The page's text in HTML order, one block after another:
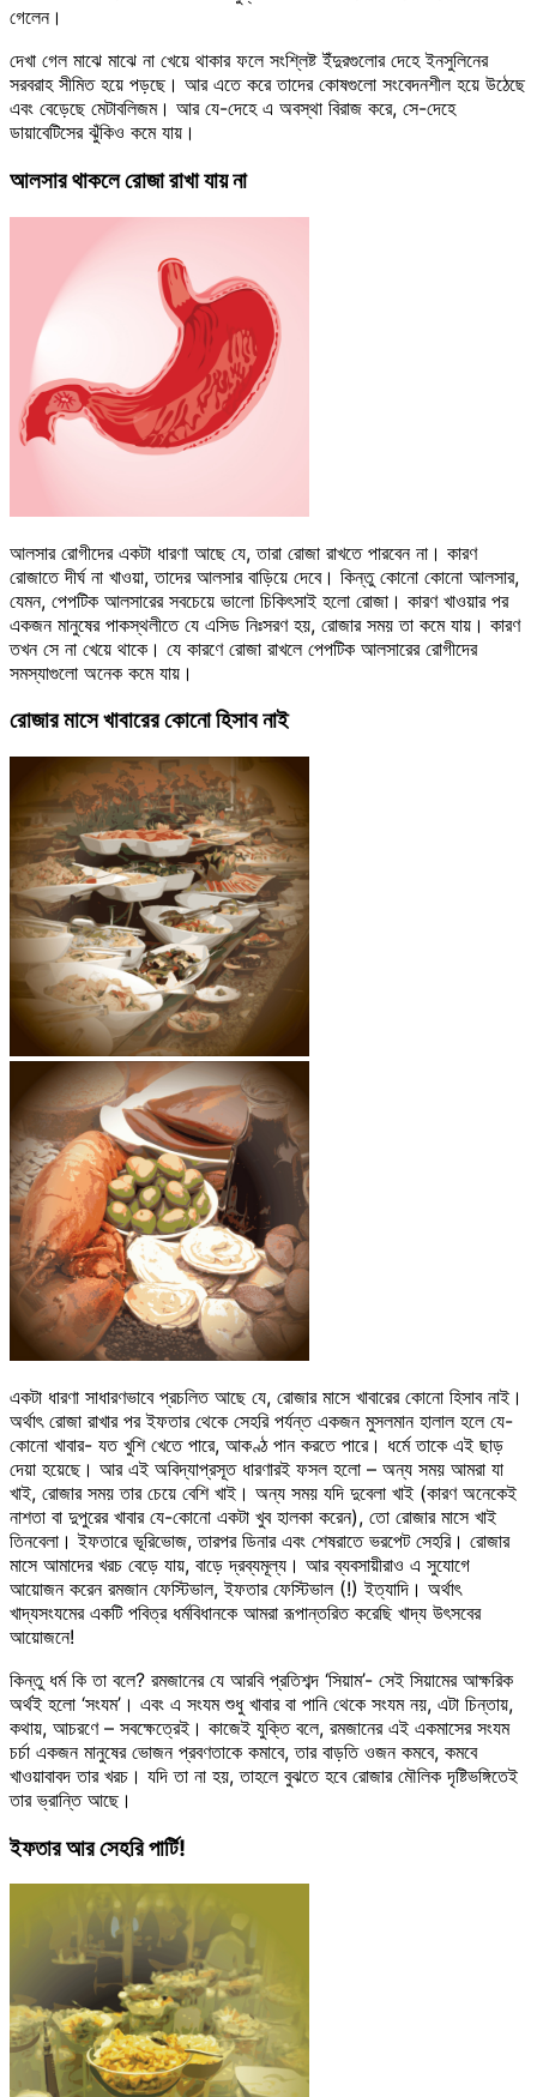
গেলেন।
দেখা গেল মাঝে মাঝে না খেয়ে থাকার ফলে সংশ্লিষ্ট ইঁদুরগুলোর দেহে ইনসুলিনের
সরবরাহ সীমিত হয়ে পড়ছে। আর এতে করে তাদের কোষগুলো সংবেদনশীল হয়ে উঠেছে
এবং বেড়েছে মেটাবলিজম। আর যে-দেহে এ অবস্থা বিরাজ করে, সে-দেহে
ডায়াবেটিসের ঝুঁকিও কমে যায়।
আলসার থাকলে রোজা রাখা যায় না
আলসার রোগীদের একটা ধারণা আছে যে, তারা রোজা রাখতে পারবেন না। কারণ
রোজাতে দীর্ঘ না খাওয়া, তাদের আলসার বাড়িয়ে দেবে। কিন্তু কোনো কোনো আলসার,
যেমন, পেপটিক আলসারের সবচেয়ে ভালো চিকিৎসাই হলো রোজা। কারণ খাওয়ার পর
একজন মানুষের পাকস্থলীতে যে এসিড নিঃসরণ হয়, রোজার সময় তা কমে যায়। কারণ
তখন সে না খেয়ে থাকে। যে কারণে রোজা রাখলে পেপটিক আলসারের রোগীদের
সমস্যাগুলো অনেক কমে যায়।
রোজার মাসে খাবারের কোনো হিসাব নাই
একটা ধারণা সাধারণভাবে প্রচলিত আছে যে, রোজার মাসে খাবারের কোনো হিসাব নাই।
অর্থাৎ রোজা রাখার পর ইফতার থেকে সেহরি পর্যন্ত একজন মুসলমান হালাল হলে যে-
কোনো খাবার- যত খুশি খেতে পারে, আকণ্ঠ পান করতে পারে। ধর্মে তাকে এই ছাড়
দেয়া হয়েছে। আর এই অবিদ্যাপ্রসূত ধারণারই ফসল হলো – অন্য সময় আমরা যা
খাই, রোজার সময় তার চেয়ে বেশি খাই। অন্য সময় যদি দুবেলা খাই (কারণ অনেকেই
নাশতা বা দুপুরের খাবার যে-কোনো একটা খুব হালকা করেন), তো রোজার মাসে খাই
তিনবেলা। ইফতারে ভূরিভোজ, তারপর ডিনার এবং শেষরাতে ভরপেট সেহরি। রোজার
মাসে আমাদের খরচ বেড়ে যায়, বাড়ে দ্রব্যমূল্য। আর ব্যবসায়ীরাও এ সুযোগে
আয়োজন করেন রমজান ফেস্টিভাল, ইফতার ফেস্টিভাল (!) ইত্যাদি। অর্থাৎ
খাদ্যসংযমের একটি পবিত্র ধর্মবিধানকে আমরা রূপান্তরিত করেছি খাদ্য উৎসবের
আয়োজনে!
কিন্তু ধর্ম কি তা বলে? রমজানের যে আরবি প্রতিশব্দ ‘সিয়াম’- সেই সিয়ামের আক্ষরিক
অর্থই হলো ‘সংযম’। এবং এ সংযম শুধু খাবার বা পানি থেকে সংযম নয়, এটা চিন্তায়,
কথায়, আচরণে – সবক্ষেত্রেই। কাজেই যুক্তি বলে, রমজানের এই একমাসের সংযম
চর্চা একজন মানুষের ভোজন প্রবণতাকে কমাবে, তার বাড়তি ওজন কমবে, কমবে
খাওয়াবাবদ তার খরচ। যদি তা না হয়, তাহলে বুঝতে হবে রোজার মৌলিক দৃষ্টিভঙ্গিতেই
তার ভ্রান্তি আছে।
ইফতার আর সেহরি পার্টি!